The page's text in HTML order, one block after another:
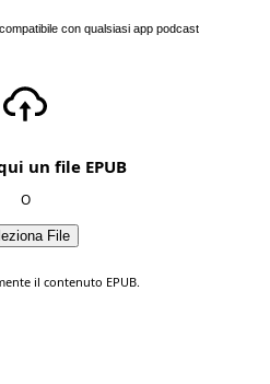
con qualsiasi app podcast
un file EPUB
O
File
il contenuto EPUB.